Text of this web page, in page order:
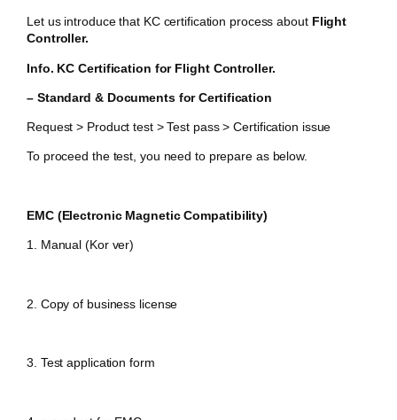
Let us introduce that KC certification process about Flight
Controller.
Info. KC Certification for Flight Controller.
– Standard & Documents for Certification
Request > Product test > Test pass > Certification issue
To proceed the test, you need to prepare as below.
EMC (Electronic Magnetic Compatibility)
1. Manual (Kor ver)
2. Copy of business license
3. Test application form